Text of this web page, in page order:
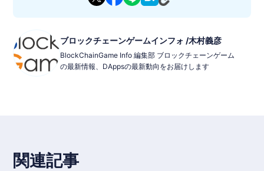
ブロックチェーンゲームインフォ /木村義彦
BlockChainGame Info 編集部 ブロックチェーンゲーム
の最新情報、DAppsの最新動向をお届けします
関連記事